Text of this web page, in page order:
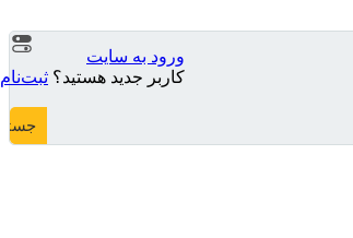
ورود به سایت
کاربر جدید هستید؟ ثبت‌نام